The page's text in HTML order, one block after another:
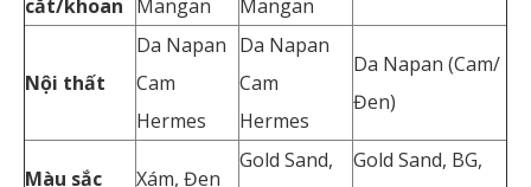
cắt/khoan Mangan Mangan
Nội thất
Da Napan
Cam
Hermes
Da Napan
Cam
Hermes
Da Napan (Cam/
Đen)
Màu sắc Xám, Đen
Gold Sand,
Gold Sand, BG,